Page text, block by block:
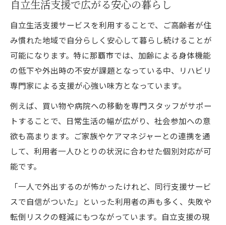
自立生活支援で広がる安心の暮らし
自立生活支援サービスを利用することで、ご高齢者が住
み慣れた地域で自分らしく安心して暮らし続けることが
可能になります。特に那覇市では、加齢による身体機能
の低下や外出時の不安が課題となっている中、リハビリ
専門家による支援が心強い味方となっています。
例えば、買い物や病院への移動を専門スタッフがサポー
トすることで、日常生活の幅が広がり、社会参加への意
欲も高まります。ご家族やケアマネジャーとの連携を通
して、利用者一人ひとりの状況に合わせた個別対応が可
能です。
「一人で外出するのが怖かったけれど、同行支援サービ
スで自信がついた」といった利用者の声も多く、失敗や
転倒リスクの軽減にもつながっています。自立支援の現